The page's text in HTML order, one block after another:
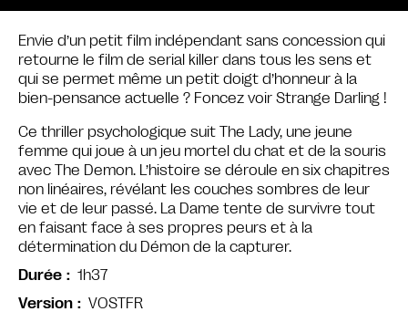
Envie d’un petit film indépendant sans concession qui
retourne le film de serial killer dans tous les sens et
qui se permet même un petit doigt d’honneur à la
bien-pensance actuelle ? Foncez voir Strange Darling !
Ce thriller psychologique suit The Lady, une jeune
femme qui joue à un jeu mortel du chat et de la souris
avec The Demon. L’histoire se déroule en six chapitres
non linéaires, révélant les couches sombres de leur
vie et de leur passé. La Dame tente de survivre tout
en faisant face à ses propres peurs et à la
détermination du Démon de la capturer.
Durée
1h37
Version
VOSTFR